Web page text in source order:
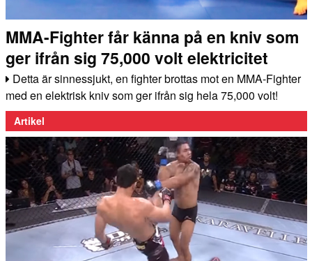
MMA-Fighter får känna på en kniv som
ger ifrån sig 75,000 volt elektricitet
Detta är sinnessjukt, en fighter brottas mot en MMA-Fighter
med en elektrisk kniv som ger ifrån sig hela 75,000 volt!
Artikel